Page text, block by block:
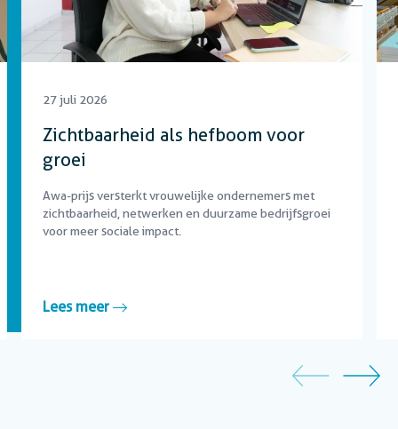
27 juli 2026
Zichtbaarheid als hefboom voor
groei
Awa-prijs versterkt vrouwelijke ondernemers met
zichtbaarheid, netwerken en duurzame bedrijfsgroei
voor meer sociale impact.
Lees meer